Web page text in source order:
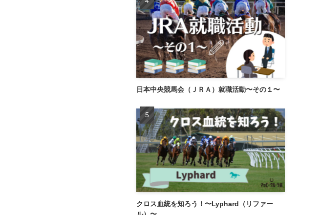
日本中央競馬会（ＪＲＡ）就職活動〜その１〜
クロス血統を知ろう！〜Lyphard（リファー